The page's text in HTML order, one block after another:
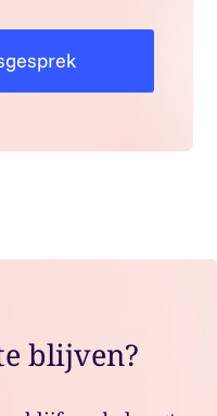
blijven?